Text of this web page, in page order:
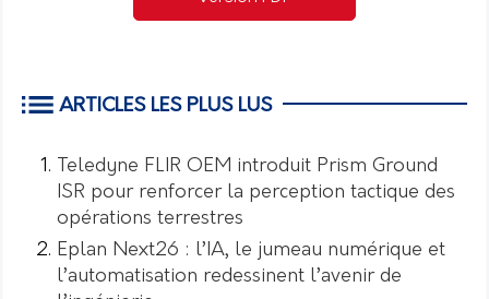
ARTICLES LES PLUS LUS
Teledyne FLIR OEM introduit Prism Ground
ISR pour renforcer la perception tactique des
opérations terrestres
Eplan Next26 : l’IA, le jumeau numérique et
l’automatisation redessinent l’avenir de